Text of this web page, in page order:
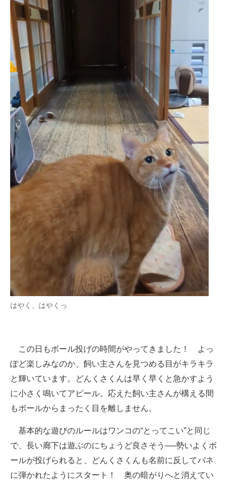
はやく、はやくっ
この日もボール投げの時間がやってきました！ よっ
ぽど楽しみなのか、飼い主さんを見つめる目がキラキラ
と輝いています。どんくさくんは早く早くと急かすよう
に小さく鳴いてアピール。応えた飼い主さんが構える間
もボールからまったく目を離しません。
基本的な遊びのルールはワンコの“とってこい”と同じ
で、長い廊下は遊ぶのにちょうど良さそう──勢いよくボ
ールが投げられると、どんくさくんも名前に反してバネ
に弾かれたようにスタート！ 奥の暗がりへと消えてい